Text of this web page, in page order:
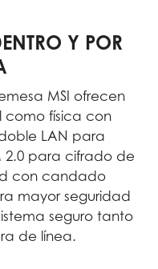
Y POR
MSI ofrecen
como física con
LAN para
2.0 para cifrado de
con candado
mayor seguridad
seguro tanto
de línea.